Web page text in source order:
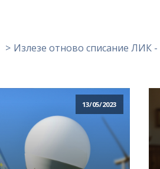
Излезе отново списание ЛИК
13/05/2023